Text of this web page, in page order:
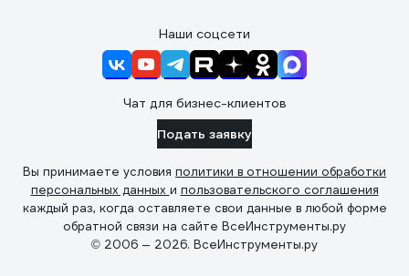
Наши соцсети
Чат для бизнес-клиентов
Подать заявку
Вы принимаете условия политики в отношении обработки
персональных данных и пользовательского соглашения
каждый раз, когда оставляете свои данные в любой форме
обратной связи на сайте ВсеИнструменты.ру
© 2006 — 2026. ВсеИнструменты.ру